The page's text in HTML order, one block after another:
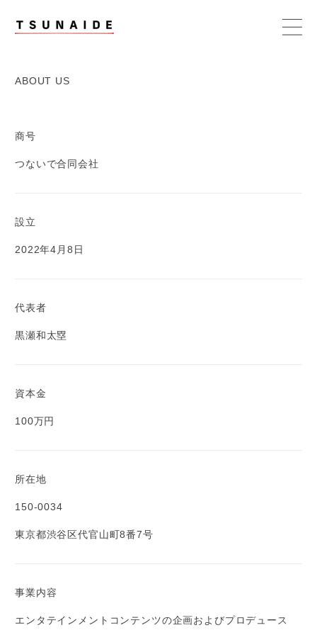
に進む
ABOUT US
商号
つないで合同会社
設立
2022年4月8日
代表者
黒瀬和太塁
資本金
100万円
所在地
150-0034
東京都渋谷区代官山町8番7号
事業内容
エンタテインメントコンテンツの企画およびプロデュース